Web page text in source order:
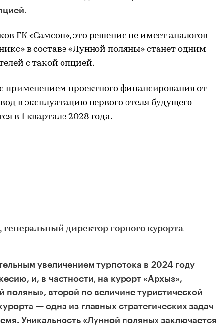
ГК «Самсон», это решение не имеет аналогов
в составе «Лунной поляны» станет одним
с такой опцией.
применением проектного финансирования от
в эксплуатацию первого отеля будущего
в 1 квартале 2028 года.
директор горного курорта
увеличением турпотока в 2024 году
и, в частности, на курорт «Архыз»,
поляны», второй по величине туристической
— одна из главных стратегических задач
Уникальность «Лунной поляны» заключается